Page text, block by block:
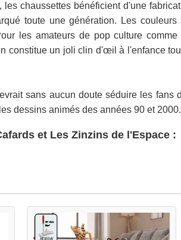
chaussettes bénéficient d'une
toute une génération. Les
les amateurs de pop culture
constitue un joli clin d'œil à l'enfance
sans aucun doute séduire les fans
dessins animés des années 90 et 2000.
et Les Zinzins de l'Espace :